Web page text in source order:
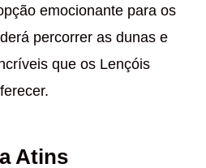
emocionante para os
percorrer as dunas e
que os Lençóis
Atins